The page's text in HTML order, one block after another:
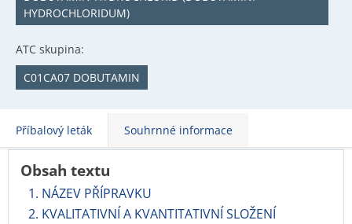
HYDROCHLORIDUM)
ATC skupina:
C01CA07 DOBUTAMIN
Příbalový leták Souhrnné informace
Obsah textu
1. NÁZEV PŘÍPRAVKU
2. KVALITATIVNÍ A KVANTITATIVNÍ SLOŽENÍ